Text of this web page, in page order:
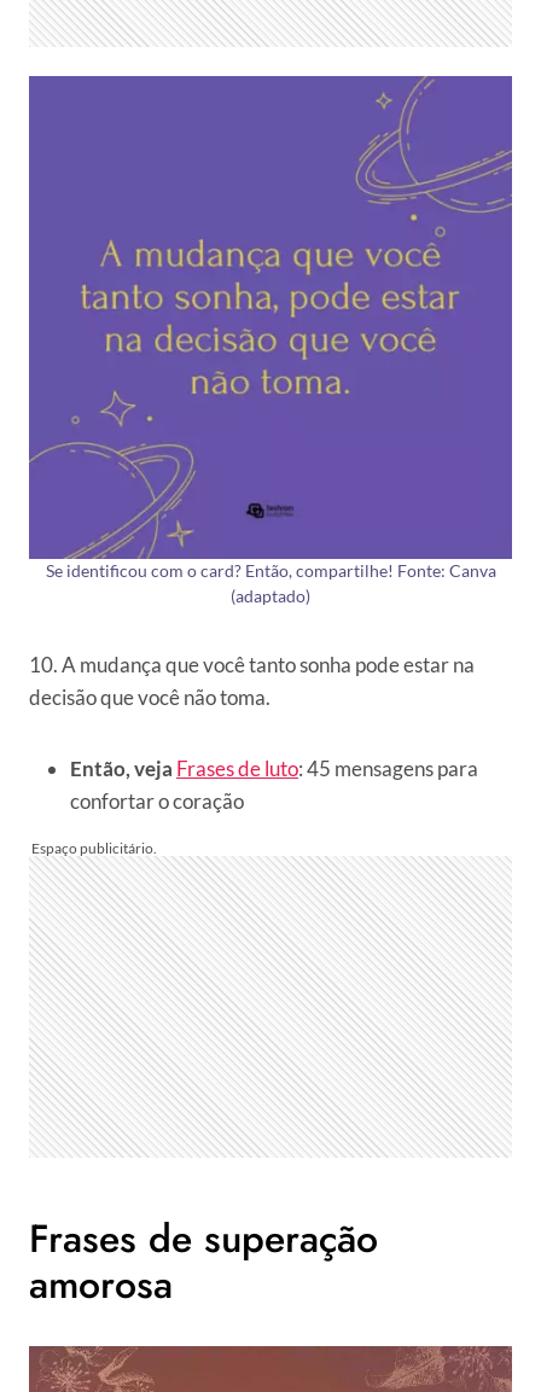
Se identificou com o card? Então, compartilhe! Fonte: Canva
(adaptado)
10. A mudança que você tanto sonha pode estar na
decisão que você não toma.
Então, veja Frases de luto: 45 mensagens para
confortar o coração
Frases de superação
amorosa